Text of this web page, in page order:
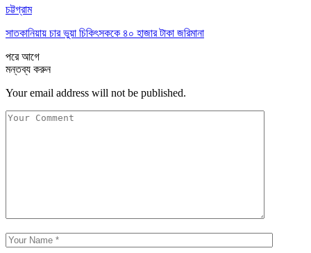
চট্টগ্রাম
সাতকানিয়ায় চার ভুয়া চিকিৎসককে ৪০ হাজার টাকা জরিমানা
পরেআগে
মন্তব্য করুন
Your email address will not be published.